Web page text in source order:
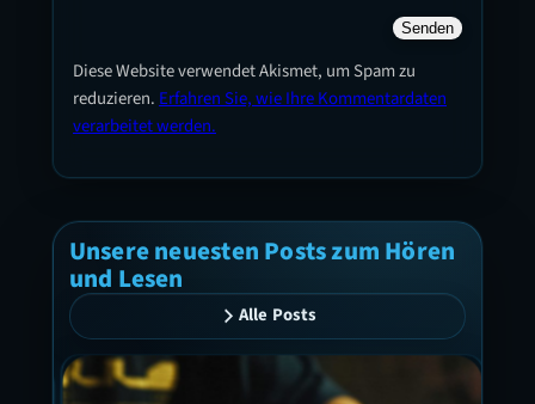
Diese Website verwendet Akismet, um Spam zu
reduzieren. Erfahren Sie, wie Ihre Kommentardaten
verarbeitet werden.
Unsere neuesten Posts zum Hören
und Lesen
Alle Posts